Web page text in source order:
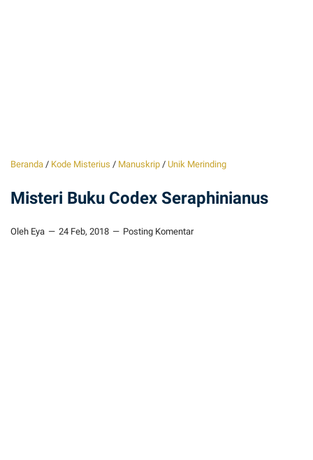
Beranda / Kode Misterius / Manuskrip / Unik Merinding
Misteri Buku Codex Seraphinianus
Oleh Eya 24 Feb, 2018 Posting Komentar